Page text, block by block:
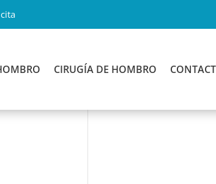
CIRUGÍA DE HOMBRO